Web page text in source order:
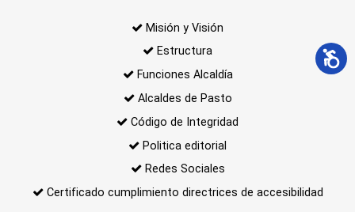
Misión y Visión
Estructura
Funciones Alcaldía
Alcaldes de Pasto
Código de Integridad
Politica editorial
Redes Sociales
Certificado cumplimiento directrices de accesibilidad